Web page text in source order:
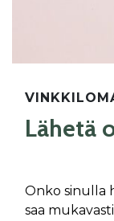
Lä­he­tä
Onko sinulla
saa